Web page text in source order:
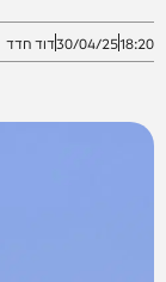
18:20
30/04/25דוד חדד